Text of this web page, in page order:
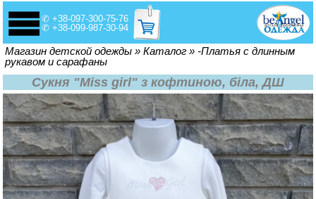
✆ +38-097-300-75-76
✆ +38-099-987-30-94
Вы здесь
Магазин детской одежды » Каталог » -Платья с длинным
рукавом и сарафаны
Сукня "Miss girl" з кофтиною, біла, ДШ